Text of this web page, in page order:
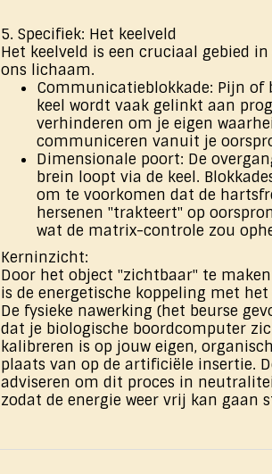
5. Specifiek: Het keelveld
Het keelveld is een cruciaal gebied
ons lichaam.
Communicatieblokkade: Pijn of
keel wordt vaak gelinkt aan
verhinderen om je eigen
communiceren vanuit je
Dimensionale poort: De
brein loopt via de keel.
om te voorkomen dat de
hersenen "trakteert" op
wat de matrix-controle zou
Kerninzicht:
Door het object "zichtbaar" te
is de energetische koppeling met
De fysieke nawerking (het beurse
dat je biologische boordcomputer
kalibreren is op jouw eigen,
plaats van op de artificiële insertie.
adviseren om dit proces in
zodat de energie weer vrij kan gaan